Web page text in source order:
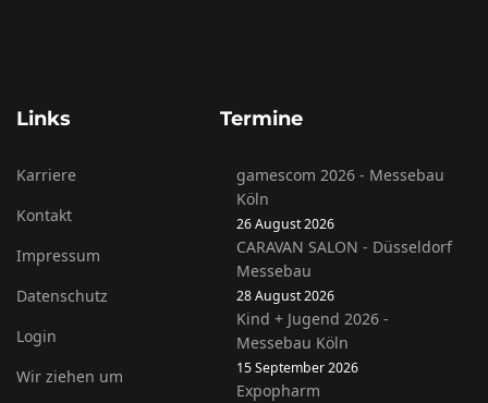
Links
Karriere
Kontakt
Impressum
Datenschutz
Login
Wir ziehen um
Termine
gamescom 2026 - Messebau
Köln
26 August 2026
CARAVAN SALON - Düsseldorf
Messebau
28 August 2026
Kind + Jugend 2026 -
Messebau Köln
15 September 2026
Expopharm